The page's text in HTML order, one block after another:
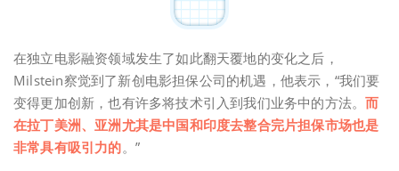
在独立电影融资领域发生了如此翻天覆地的变化之后，
Milstein察觉到了新创电影担保公司的机遇，他表示，“我们要
变得更加创新，也有许多将技术引入到我们业务中的方法。而
在拉丁美洲、亚洲尤其是中国和印度去整合完片担保市场也是
非常具有吸引力的。”